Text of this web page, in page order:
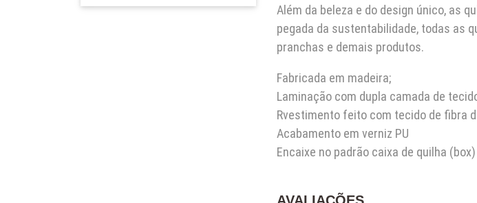
Além da beleza e do design único, as
pegada da sustentabilidade, todas as
pranchas e demais produtos.
Fabricada em madeira;
Laminação com dupla camada de
Rvestimento feito com tecido de fibra
Acabamento em verniz PU
Encaixe no padrão caixa de quilha